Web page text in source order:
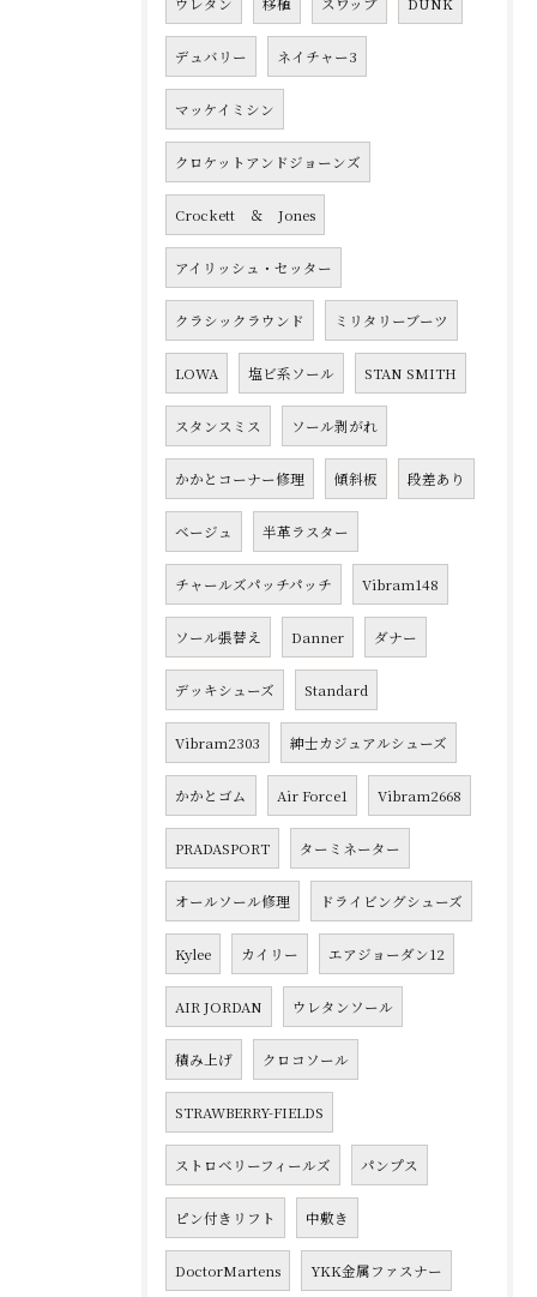
デュバリー ネイチャー3
マッケイミシン
クロケットアンドジョーンズ
Crockett ＆ Jones
アイリッシュ・セッター
クラシックラウンド ミリタリーブーツ
LOWA 塩ビ系ソール STAN SMITH
スタンスミス ソール剥がれ
かかとコーナー修理 傾斜板 段差あり
ベージュ 半革ラスター
チャールズパッチパッチ Vibram148
ソール張替え Danner ダナー
デッキシューズ Standard
Vibram2303 紳士カジュアルシューズ
かかとゴム Air Force1 Vibram2668
PRADASPORT ターミネーター
オールソール修理 ドライビングシューズ
Kylee カイリー エアジョーダン12
AIR JORDAN ウレタンソール
積み上げ クロコソール
STRAWBERRY-FIELDS
ストロベリーフィールズ パンプス
ピン付きリフト 中敷き
DoctorMartens YKK金属ファスナー